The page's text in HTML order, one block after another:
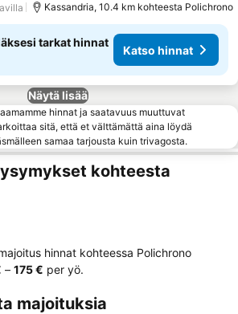
Kassandria, 10.4 km kohteesta Polichrono
tarkat hinnat
Katso hinnat
Näytä lisää
hinnat ja saatavuus muuttuvat
sitä, että et välttämättä aina löydä
samaa tarjousta kuin trivagosta.
kohteesta
hinnat kohteessa Polichrono
– ‎175 € per yö.
majoituksia